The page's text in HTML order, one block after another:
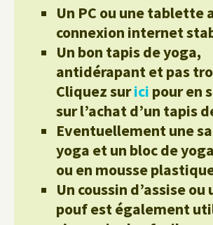
Un PC ou une tablette
connexion internet
Un bon tapis de yoga,
antidérapant et pas
Cliquez surici pour en
sur l’achat d’un tapis
Eventuellement une
yoga et un bloc de
ou en mousse
Un coussin d’assise
pouf est également